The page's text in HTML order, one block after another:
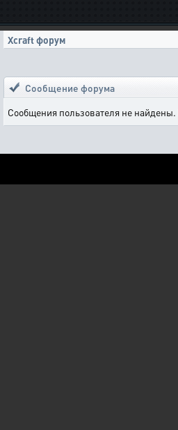
Xcraft форум
Сообщение форума
Сообщения пользователя не найдены.